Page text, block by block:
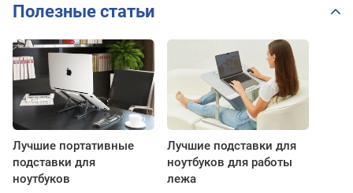
Полезные статьи
Лучшие портативные
подставки для
ноутбуков
Лучшие подставки для
ноутбуков для работы
лежа